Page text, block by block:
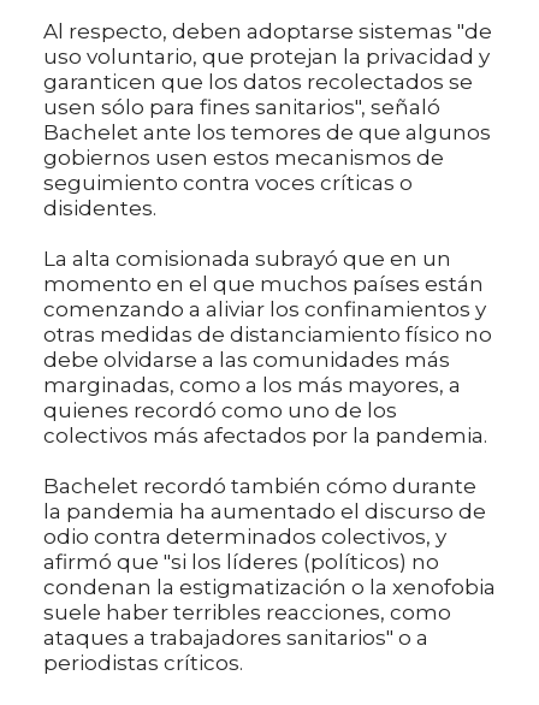
Al respecto, deben adoptarse sistemas "de
uso voluntario, que protejan la privacidad y
garanticen que los datos recolectados se
usen sólo para fines sanitarios", señaló
Bachelet ante los temores de que algunos
gobiernos usen estos mecanismos de
seguimiento contra voces críticas o
disidentes.
La alta comisionada subrayó que en un
momento en el que muchos países están
comenzando a aliviar los confinamientos y
otras medidas de distanciamiento físico no
debe olvidarse a las comunidades más
marginadas, como a los más mayores, a
quienes recordó como uno de los
colectivos más afectados por la pandemia.
Bachelet recordó también cómo durante
la pandemia ha aumentado el discurso de
odio contra determinados colectivos, y
afirmó que "si los líderes (políticos) no
condenan la estigmatización o la xenofobia
suele haber terribles reacciones, como
ataques a trabajadores sanitarios" o a
periodistas críticos.